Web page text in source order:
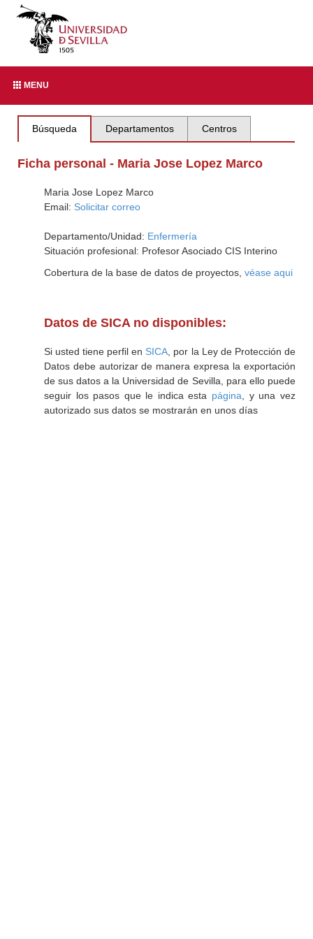
MENU
Búsqueda Departamentos Centros
Ficha personal - Maria Jose Lopez Marco
Maria Jose Lopez Marco
Email: Solicitar correo
Departamento/Unidad: Enfermería
Situación profesional: Profesor Asociado CIS Interino
Cobertura de la base de datos de proyectos, véase aqui
Datos de SICA no disponibles:
Si usted tiene perfil en SICA , por la Ley de Protección de
Datos debe autorizar de manera expresa la exportación
de sus datos a la Universidad de Sevilla, para ello puede
seguir los pasos que le indica esta página , y una vez
autorizado sus datos se mostrarán en unos días